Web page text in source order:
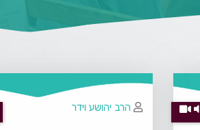
הרב יהושע וידר